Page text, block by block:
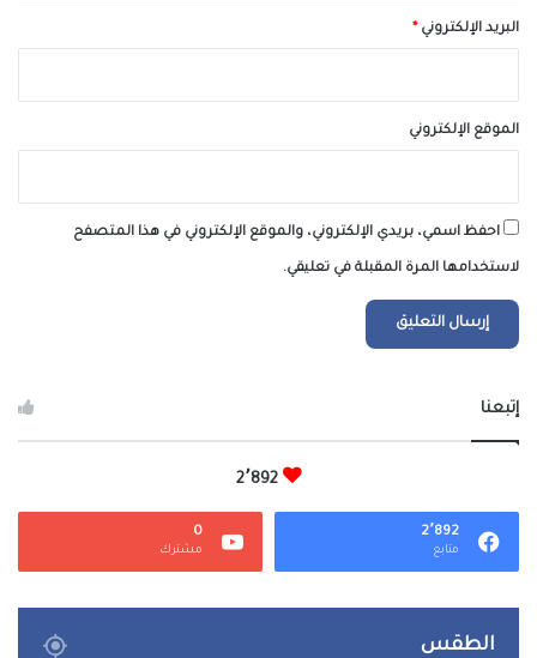
البريد الإلكتروني*
الموقع الإلكتروني
احفظ اسمي، بريدي الإلكتروني، والموقع الإلكتروني في هذا المتصفح
لاستخدامها المرة المقبلة في تعليقي.
إتبعنا
2٬892
2٬892
متابع
0
مشترك
الطقس